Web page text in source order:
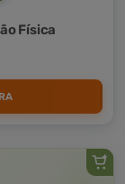
Física